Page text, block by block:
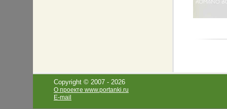
Copyright © 2007 - 2026
О проекте www.portanki.ru
E-mail